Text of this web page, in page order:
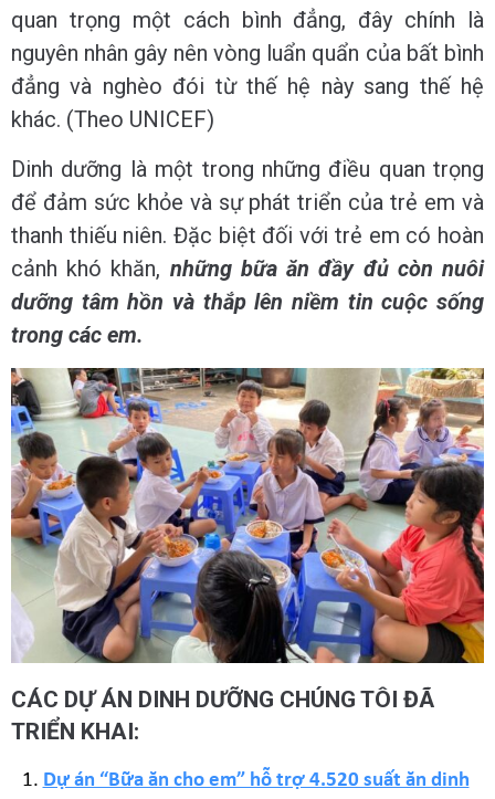
quan trọng một cách bình đẳng, đây chính là
nguyên nhân gây nên vòng luẩn quẩn của bất bình
đẳng và nghèo đói từ thế hệ này sang thế hệ
khác. (Theo UNICEF)
Dinh dưỡng là một trong những điều quan trọng
để đảm sức khỏe và sự phát triển của trẻ em và
thanh thiếu niên. Đặc biệt đối với trẻ em có hoàn
cảnh khó khăn, những bữa ăn đầy đủ còn nuôi
dưỡng tâm hồn và thắp lên niềm tin cuộc sống
trong các em.
CÁC DỰ ÁN DINH DƯỠNG CHÚNG TÔI ĐÃ
TRIỂN KHAI:
Dự án “Bữa ăn cho em” hỗ trợ 4.520 suất ăn dinh